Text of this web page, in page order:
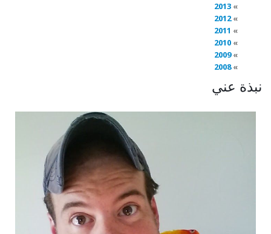
2013
2012
2011
2010
2009
2008
نبذة عني